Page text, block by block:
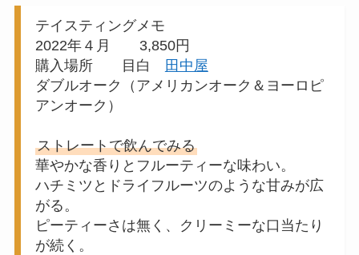
テイスティングメモ
2022年４月 3,850円
購入場所 目白
田中屋
ダブルオーク（アメリカンオーク＆ヨーロピ
アンオーク）
ストレートで飲んでみる
華やかな香りとフルーティーな味わい。
ハチミツとドライフルーツのような甘みが広
がる。
ピーティーさは無く、クリーミーな口当たり
が続く。